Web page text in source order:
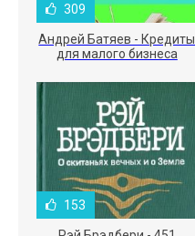
309
Андрей Батяев - Кредиты
для малого бизнеса
153